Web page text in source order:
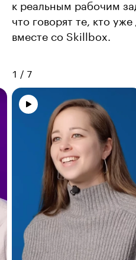
к реальным рабочим
что говорят те, кто
вместе со Skillbox.
1 / 7